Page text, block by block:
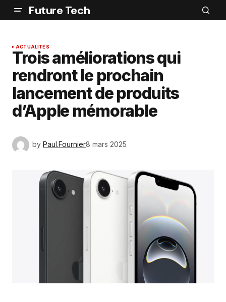
Future Tech
ACTUALITÉS
Trois améliorations qui
rendront le prochain
lancement de produits
d’Apple mémorable
by Paul.Fournier8 mars 2025